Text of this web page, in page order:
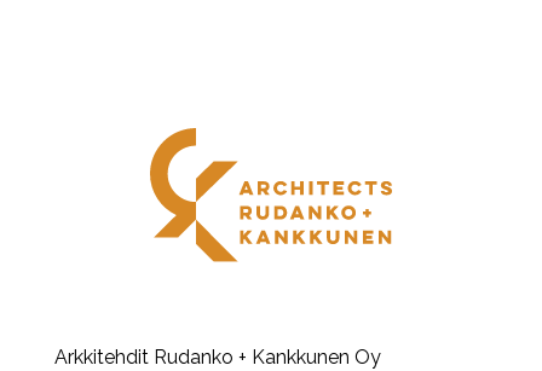
Arkkitehdit Rudanko + Kankkunen Oy